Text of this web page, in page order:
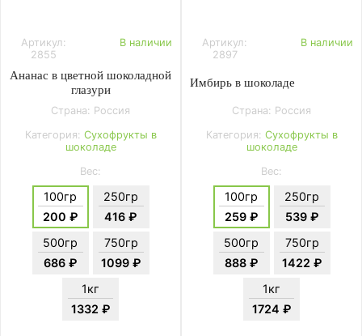
Артикул:
2855
В наличии
Ананас в цветной шоколадной
глазури
Страна: Россия
Категория: Сухофрукты в
шоколаде
Вес:
100гр
200 ₽
250гр
416 ₽
500гр
686 ₽
750гр
1099 ₽
1кг
1332 ₽
Артикул:
2897
В наличии
Имбирь в шоколаде
Страна: Россия
Категория: Сухофрукты в
шоколаде
Вес:
100гр
259 ₽
250гр
539 ₽
500гр
888 ₽
750гр
1422 ₽
1кг
1724 ₽